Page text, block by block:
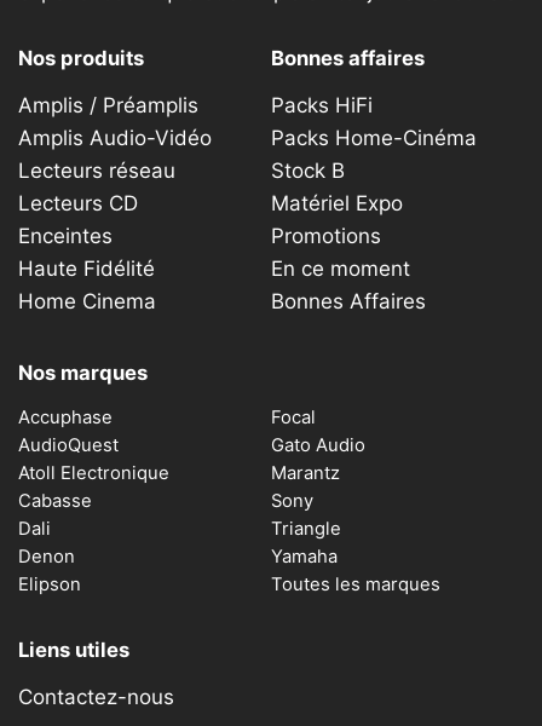
Nos produits
Amplis / Préamplis
Amplis Audio-Vidéo
Lecteurs réseau
Lecteurs CD
Enceintes
Haute Fidélité
Home Cinema
Bonnes affaires
Packs HiFi
Packs Home-Cinéma
Stock B
Matériel Expo
Promotions
En ce moment
Bonnes Affaires
Nos marques
Accuphase
AudioQuest
Atoll Electronique
Cabasse
Dali
Denon
Elipson
Focal
Gato Audio
Marantz
Sony
Triangle
Yamaha
Toutes les marques
Liens utiles
Contactez-nous